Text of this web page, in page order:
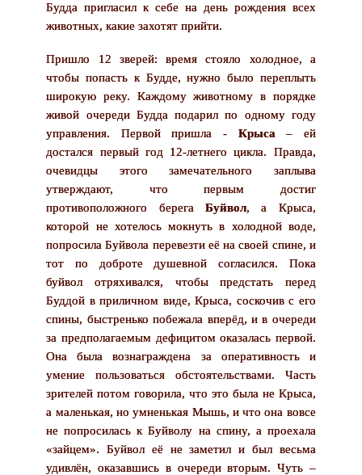
Будда пригласил к себе на день рождения всех
животных, какие захотят прийти.
Пришло 12 зверей: время стояло холодное, а
чтобы попасть к Будде, нужно было переплыть
широкую реку. Каждому животному в порядке
живой очереди Будда подарил по одному году
управления. Первой пришла - Крыса – ей
достался первый год 12-летнего цикла. Правда,
очевидцы этого замечательного заплыва
утверждают, что первым достиг
противоположного берега Буйвол, а Крыса,
которой не хотелось мокнуть в холодной воде,
попросила Буйвола перевезти её на своей спине, и
тот по доброте душевной согласился. Пока
буйвол отряхивался, чтобы предстать перед
Буддой в приличном виде, Крыса, соскочив с его
спины, быстренько побежала вперёд, и в очереди
за предполагаемым дефицитом оказалась первой.
Она была вознаграждена за оперативность и
умение пользоваться обстоятельствами. Часть
зрителей потом говорила, что это была не Крыса,
а маленькая, но умненькая Мышь, и что она вовсе
не попросилась к Буйволу на спину, а проехала
«зайцем». Буйвол её не заметил и был весьма
удивлён, оказавшись в очереди вторым. Чуть –